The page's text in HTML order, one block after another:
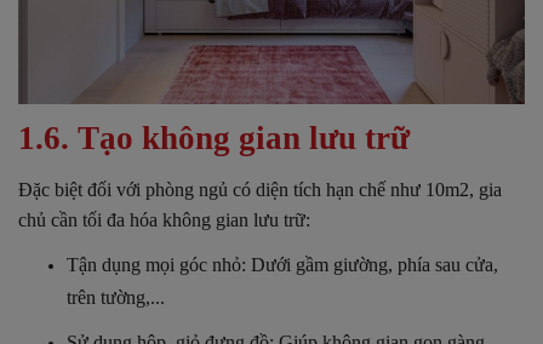
1.6. Tạo không gian lưu trữ
Đặc biệt đối với phòng ngủ có diện tích hạn chế như 10m2, gia
chủ cần tối đa hóa không gian lưu trữ:
Tận dụng mọi góc nhỏ: Dưới gầm giường, phía sau cửa,
trên tường,...